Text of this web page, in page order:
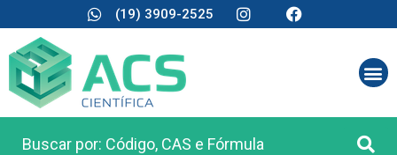
(19) 3909-2525
CATEGORIA:REAGENTES ANALÍTICOS